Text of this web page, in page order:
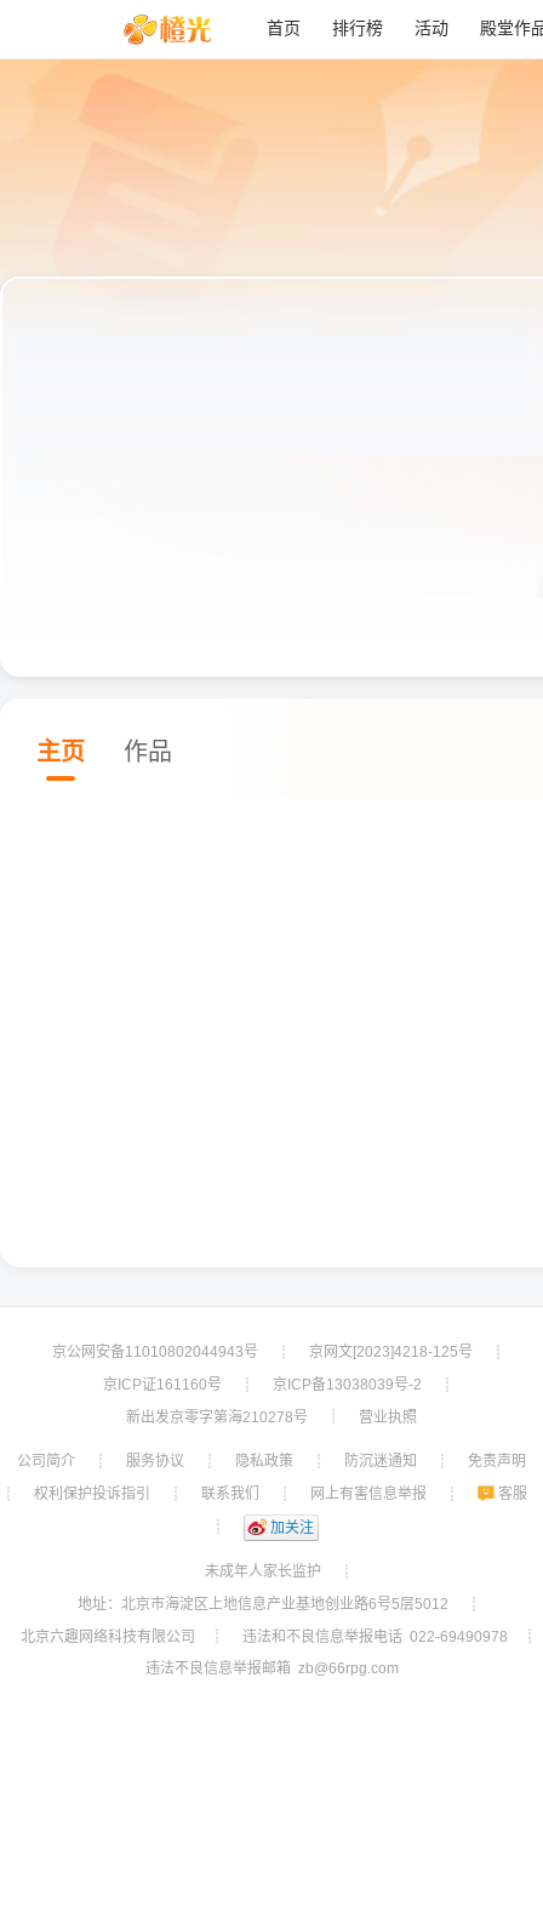
首页 排行榜 活动 殿堂作
主页 作品
京公网安备11010802044943号 ┊ 京网文[2023]4218-125号
┊
京ICP证161160号
┊ 京ICP备13038039号-2
┊
新出发京零字第海210278号
┊ 营业执照
公司简介 ┊ 服务协议 ┊ 隐私政策 ┊ 防沉迷通知 ┊
免责声明
┊
权利保护投诉指引 ┊ 联系我们 ┊ 网上有害信息举报 ┊
客服
┊
加关注
未成年人家长监护
┊
地址：北京市海淀区上地信息产业基地创业路6号5层5012
┊
北京六趣网络科技有限公司
┊ 违法和不良信息举报电话 022-69490978
┊
违法不良信息举报邮箱 zb@66rpg.com